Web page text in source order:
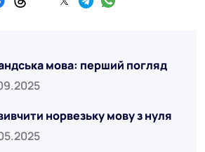
мова: перший погляд
норвезьку мову з нуля